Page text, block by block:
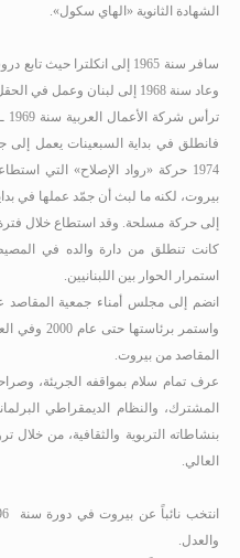
الشهادة الثانوية «الهاي سكول».
سافر سنة 1965 إلى انكلترا
وعاد سنة 1968 إلى لبنان وعمل في الحقل التجاري.
ترأس شركة الأعمال العربية سنة 1969 ـ 1982
فانطلق في بداية السبعينات يعمل
1974 حركة «رواد الإصلاح» التي
إلى حركة مسلحة. وقد استطاع خلال
كانت تنطلق من دارة والده في
استمرار الحوار بين اللبنانيين.
واستمر
المقاصد من بيروت.
عرف تمام سلام بمواقفه الجريئة،
المشترك، والنظام الديمقراطي
بنشاطاته التربوية والثقافية، من
العالي.
انتخب نائباً عن بيروت في دورة سنة
والعدل.